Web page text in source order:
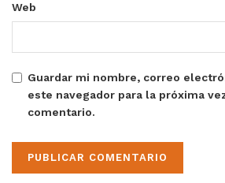
Web
Guardar mi nombre, correo
este navegador para la próxima
comentario.